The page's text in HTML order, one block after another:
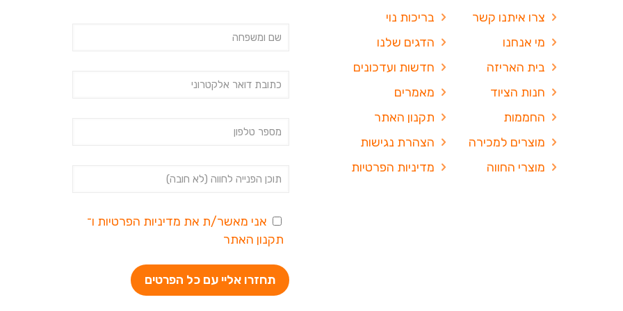
בריכות נוי
הדגים שלנו
חדשות ועדכונים
מאמרים
תקנון האתר
הצהרת נגישות
מדיניות הפרטיות
צרו איתנו קשר
מי אנחנו
בית האריזה
חנות הציוד
החממות
מוצרים למכירה
מוצרי החווה
אני מאשר/ת את מדיניות הפרטיות ו־
תקנון האתר